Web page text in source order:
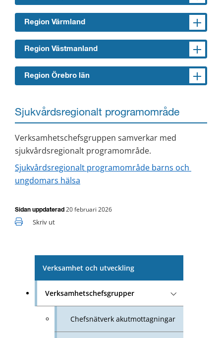
Verksamhet och utveckling
Verksamhetschefsgrupper
Chefsnätverk akutmottagningar
Region Värmland
Region Västmanland
Region Örebro län
Sjukvårdsregionalt programområde
Verksamhetschefsgruppen samverkar med
sjukvårdsregionalt programområde.
Sjukvårdsregionalt programområde barns och
ungdomars hälsa
Sidan uppdaterad 20 februari 2026
Skriv ut